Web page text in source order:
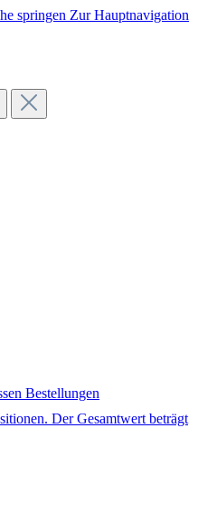
springen Zur Hauptnavigation
Bestellungen
Der Gesamtwert beträgt